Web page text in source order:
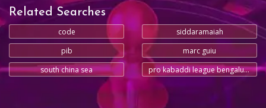
Related Searches
code
siddaramaiah
pib
marc guiu
south china sea
pro kabaddi league bengaluru bulls